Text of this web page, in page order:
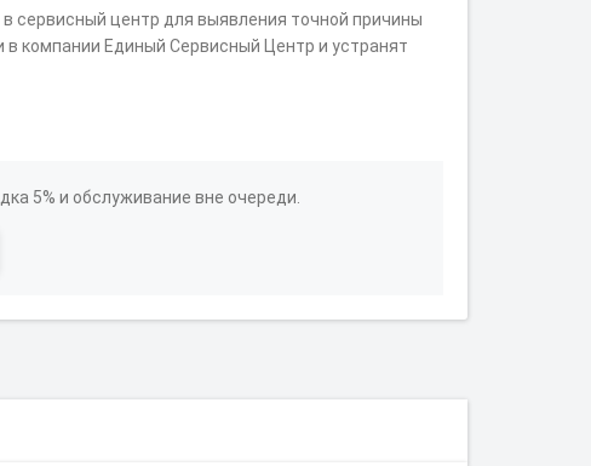
сервисный центр для выявления точной причины
компании Единый Сервисный Центр и устранят
5% и обслуживание вне очереди.